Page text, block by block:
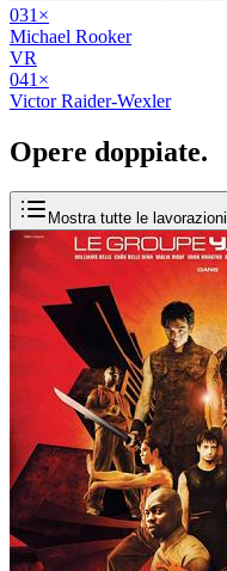
031 ×
Michael Rooker
VR
041 ×
Victor Raider-Wexler
Opere doppiate.
Mostra tutte le lavorazioni